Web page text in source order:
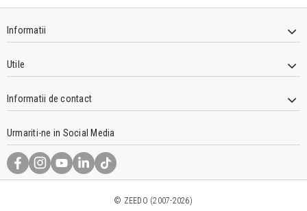
Informatii
Utile
Informatii de contact
Urmariti-ne in Social Media
© ZEEDO (2007-2026)